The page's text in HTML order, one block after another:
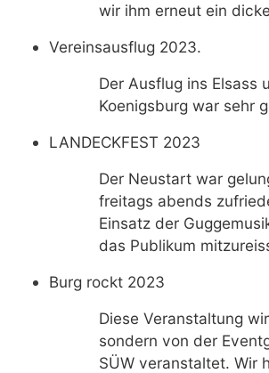
wir ihm erneut ein
Vereinsausflug 2023.
Der Ausflug ins Elsass
Koenigsburg war sehr
LANDECKFEST 2023
Der Neustart war
freitags abends
Einsatz der
das Publikum
Burg rockt 2023
Diese Veranstaltung
sondern von der
SÜW veranstaltet. Wir